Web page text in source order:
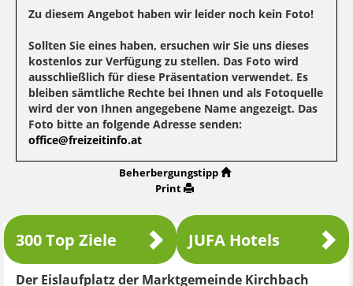
Zu diesem Angebot haben wir leider noch kein Foto!
Sollten Sie eines haben, ersuchen wir Sie uns dieses
kostenlos zur Verfügung zu stellen. Das Foto wird
ausschließlich für diese Präsentation verwendet. Es
bleiben sämtliche Rechte bei Ihnen und als Fotoquelle
wird der von Ihnen angegebene Name angezeigt. Das
Foto bitte an folgende Adresse senden:
office@freizeitinfo.at
Beherbergungstipp
Print
300 Top Ziele JUFA Hotels
Der Eislaufplatz der Marktgemeinde Kirchbach